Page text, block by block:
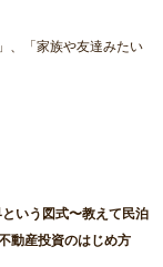
、「家族や友達みたい
いう図式〜教えて民泊
動産投資のはじめ方